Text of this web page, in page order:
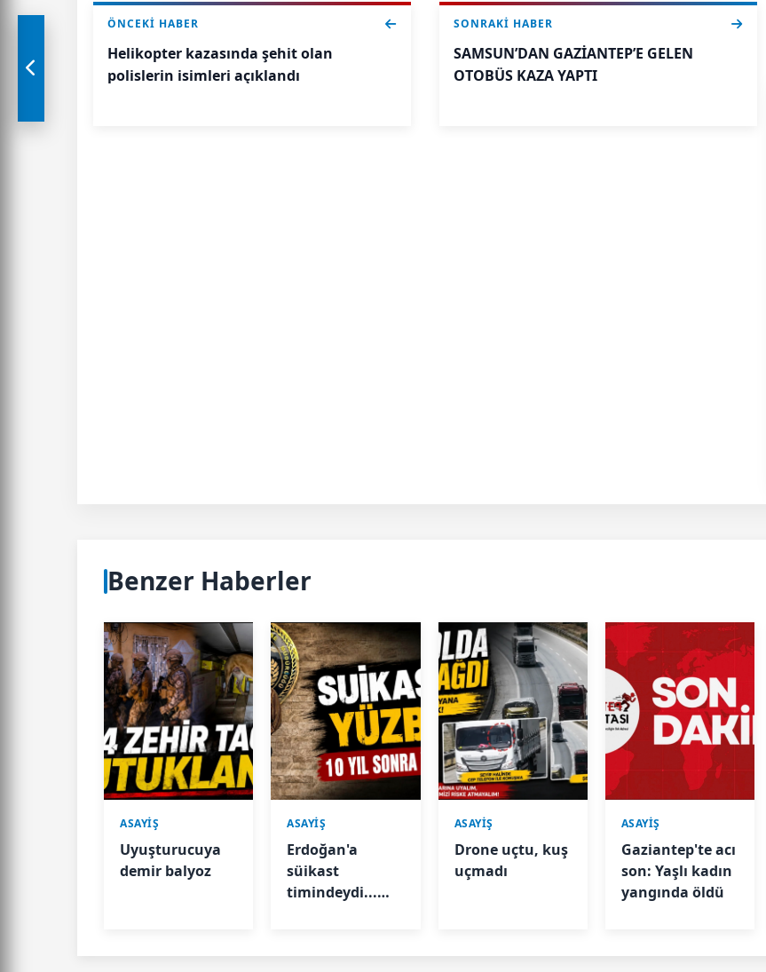
ÖNCEKI HABER
Helikopter kazasında şehit olan
polislerin isimleri açıklandı
SONRAKI HABER
SAMSUN’DAN GAZİANTEP’E GELEN
OTOBÜS KAZA YAPTI
Benzer Haberler
ASAYİŞ
Uyuşturucuya
demir balyoz
ASAYİŞ
Erdoğan'a
süikast
timindeydi...
ASAYİŞ
Drone uçtu, kuş
uçmadı
ASAYİŞ
Gaziantep'te acı
son: Yaşlı kadın
yangında öldü